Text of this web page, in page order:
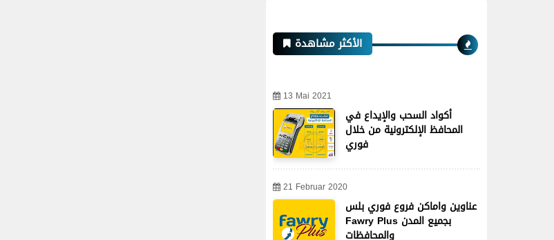
الأكثر مشاهدة
13 Mai 2021
أكواد السحب والإيداع في
المحافظ الإلكترونية من خلال
فوري
21 Februar 2020
عناوين واماكن فروع فوري بلس
Fawry Plus بجميع المدن
والمحافظات